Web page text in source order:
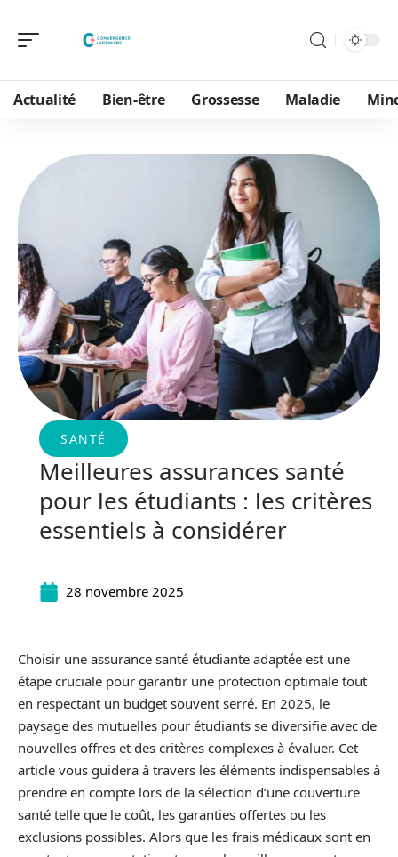
Actualité Bien-être Grossesse Maladie
SANTÉ
Meilleures assurances santé
pour les étudiants : les critères
essentiels à considérer
28 novembre 2025
Choisir une assurance santé étudiante adaptée est une
étape cruciale pour garantir une protection optimale tout
en respectant un budget souvent serré. En 2025, le
paysage des mutuelles pour étudiants se diversifie avec de
nouvelles offres et des critères complexes à évaluer. Cet
article vous guidera à travers les éléments indispensables à
prendre en compte lors de la sélection d’une couverture
santé telle que le coût, les garanties offertes ou les
exclusions possibles. Alors que les frais médicaux sont en